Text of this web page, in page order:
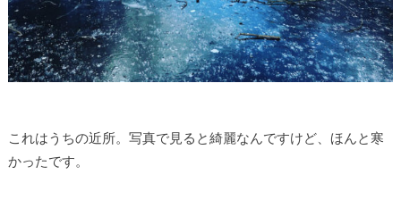
これはうちの近所。写真で見ると綺麗なんですけど、ほんと寒
かったです。